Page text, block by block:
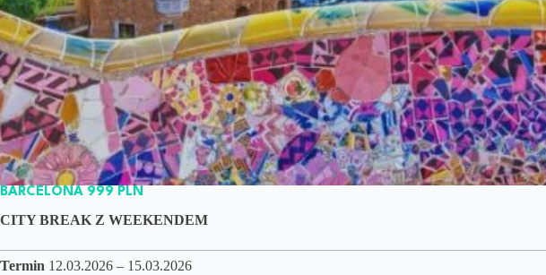
BARCELONA 999 PLN
CITY BREAK Z WEEKENDEM
Termin 12.03.2026 – 15.03.2026